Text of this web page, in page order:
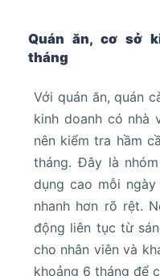
Quán ăn, cơ sở
tháng
Với quán ăn, quán
kinh doanh có nhà
nên kiểm tra hầm
tháng. Đây là
dụng cao mỗi
nhanh hơn rõ rệt.
động liên tục từ
cho nhân viên và
khoảng 6 tháng để